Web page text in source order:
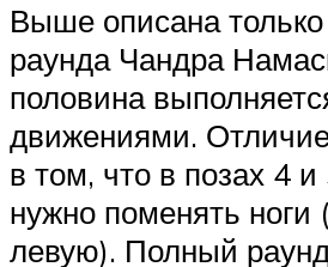
Выше описана
раунда Чандра
половина
движениями.
в том, что в позах 4
нужно поменять ноги
левую). Полный